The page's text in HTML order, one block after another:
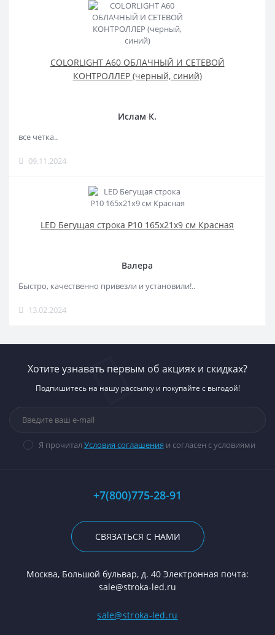
COLORLIGHT A60 ОБЛАЧНЫЙ И СЕТЕВОЙ
КОНТРОЛЛЕР (черный, синий)
Ислам К.
все четка..
09.11.2024
LED Бегущая строка Р10 165x21x9 см Красная
Валера
Быстро, качественно привезли и установили!..
13.02.2024
Хотите узнавать первым об акциях и скидках?
Подпишитесь на нашу рассылку и покупайте с выгодой!
Я прочитал Условия соглашения и согласен с условиями
+7(800)775-28-91
СВЯЗАТЬСЯ С НАМИ
Москва, Большой бульвар, д. 40 Электронная почта:
sale@stroka-led.ru
sale@stroka-led.ru